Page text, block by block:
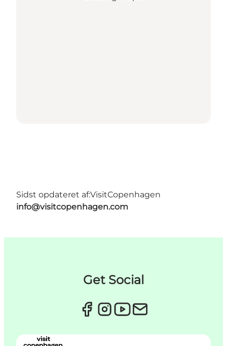
Sidst opdateret af:VisitCopenhagen
info@visitcopenhagen.com
Get Social